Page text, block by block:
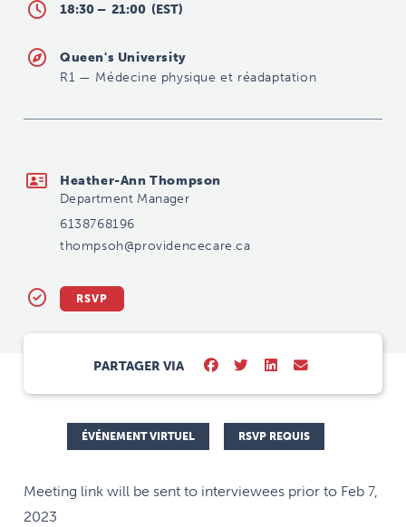
18:30 – 21:00 (EST)
Queen's University
R1 — Médecine physique et réadaptation
Heather-Ann Thompson
Department Manager
6138768196
thompsoh@providencecare.ca
RSVP
PARTAGER VIA
ÉVÉNEMENT VIRTUEL RSVP REQUIS
Meeting link will be sent to interviewees prior to Feb 7,
2023